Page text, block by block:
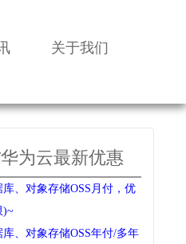
关于我们
为云最新优惠
、对象存储OSS月付，优
)~
、对象存储OSS年付/多年